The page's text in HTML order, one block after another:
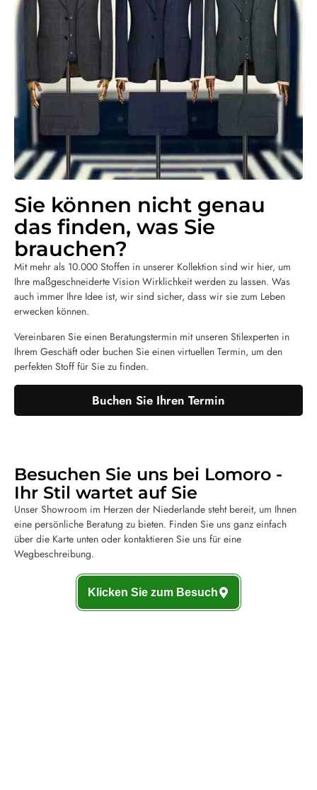
Sie können nicht genau
das finden, was Sie
brauchen?
Mit mehr als 10.000 Stoffen in unserer Kollektion sind wir hier, um
Ihre maßgeschneiderte Vision Wirklichkeit werden zu lassen. Was
auch immer Ihre Idee ist, wir sind sicher, dass wir sie zum Leben
erwecken können.
Vereinbaren Sie einen Beratungstermin mit unseren Stilexperten in
Ihrem Geschäft oder buchen Sie einen virtuellen Termin, um den
perfekten Stoff für Sie zu finden.
Buchen Sie Ihren Termin
Besuchen Sie uns bei Lomoro -
Ihr Stil wartet auf Sie
Unser Showroom im Herzen der Niederlande steht bereit, um Ihnen
eine persönliche Beratung zu bieten. Finden Sie uns ganz einfach
über die Karte unten oder kontaktieren Sie uns für eine
Wegbeschreibung.
Klicken Sie zum Besuch